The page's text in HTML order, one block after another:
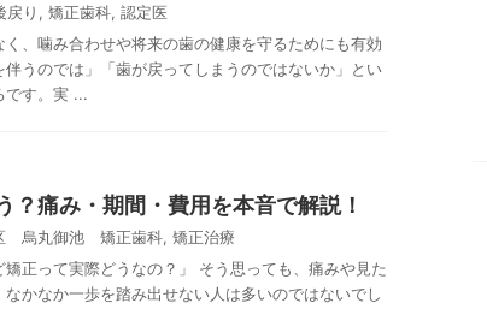
戻り , 矯正歯科, 認定医
、噛み合わせや将来の歯の健康を守るためにも有効
うのでは」「歯が戻ってしまうのではないか」とい
です。実 ...
？痛み・期間・費用を本音で解説！
烏丸御池 矯正歯科, 矯正治療
矯正って実際どうなの？」 そう思っても、痛みや見た
かなか一歩を踏み出せない人は多いのではないでし